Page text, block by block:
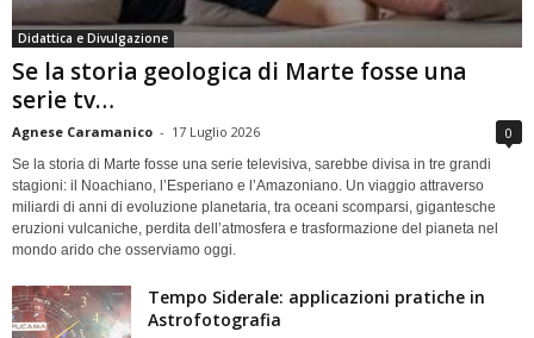
Didattica e Divulgazione
Se la storia geologica di Marte fosse una
serie tv…
Agnese Caramanico - 17 Luglio 2026 0
Se la storia di Marte fosse una serie televisiva, sarebbe divisa in tre grandi
stagioni: il Noachiano, l’Esperiano e l’Amazoniano. Un viaggio attraverso
miliardi di anni di evoluzione planetaria, tra oceani scomparsi, gigantesche
eruzioni vulcaniche, perdita dell’atmosfera e trasformazione del pianeta nel
mondo arido che osserviamo oggi.
Tempo Siderale: applicazioni pratiche in
Astrofotografia